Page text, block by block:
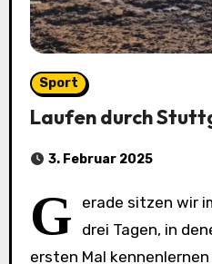
Sport
Laufen durch
3. Februar 2025
G
erade sitzen wir
drei Tagen, in
ersten Mal